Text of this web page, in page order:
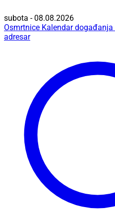
subota - 08.08.2026
Osmrtnice Kalendar događanja
adresar